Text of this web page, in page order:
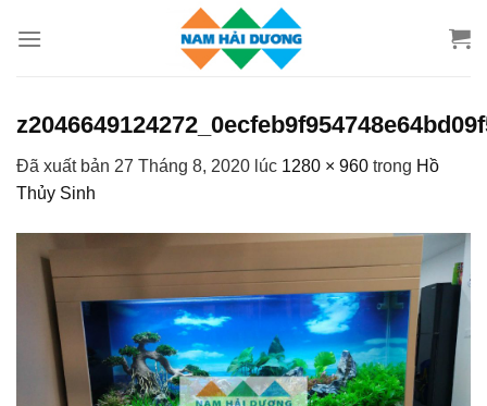
đến
Đã xuất bản 27 Tháng 8, 2020 lúc 1280 × 960 trong Hồ
Thủy Sinh